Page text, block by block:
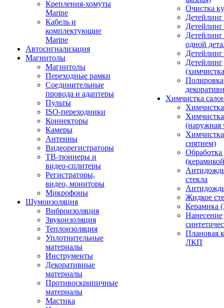
Крепления-хомуты
Marine
Кабель и
комплектующие
Marine
Автосигнализация
Магнитолы
Магнитолы
Переходные рамки
Соединительные
провода и адаптеры
Пульты
ISO-переходники
Коннекторы
Камеры
Антенны
Видеорегистраторы
ТВ-тюннеры и
видео-сплитеры
Регистраторы,
видео, мониторы
Микрофоны
Шумоизоляция
Виброизоляция
Звукоизоляция
Теплоизоляция
Уплотнительные
материалы
Инструменты
Декоративные
материалы
Противоскрипичные
материалы
Мастика
Очистка
Детейлинг
одной
Детейлинг
Полировка
Химчистка
(наружная
снятием)
Обработка
стекла
Жидкое
Керамика
Нанесение
Плановая
ЛКП